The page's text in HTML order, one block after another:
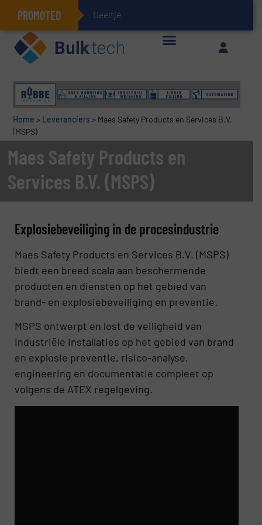
PROMOTED Deeltjesmechanica
Home > Leveranciers > Maes Safety Products en Services B.V.
(MSPS)
Maes Safety Products en
Services B.V. (MSPS)
Explosiebeveiliging in de procesindustrie
Maes Safety Products en Services B.V. (MSPS)
biedt een breed scala aan beschermende
producten en diensten op het gebied van
brand- en explosiebeveiliging en preventie.
MSPS ontwerpt en lost de veiligheid van
industriële installaties op het gebied van brand
en explosie preventie, risico-analyse,
engineering en documentatie compleet op
volgens de ATEX regelgeving.